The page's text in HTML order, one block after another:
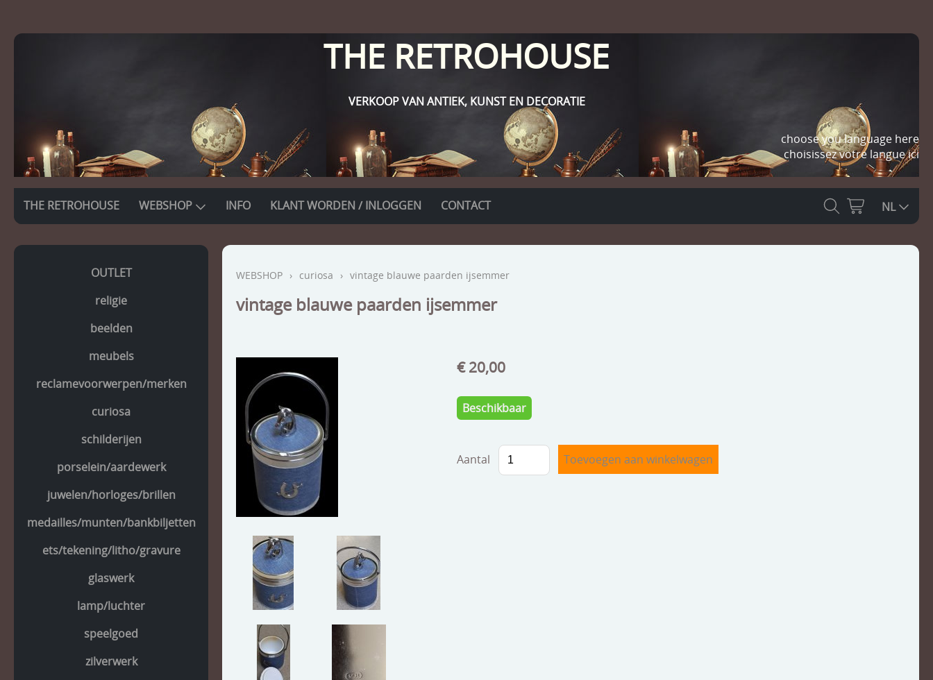
THE RETROHOUSE
VERKOOP VAN ANTIEK, KUNST EN DECORATIE
choose you language here
choisissez votre langue ici
THE RETROHOUSE WEBSHOP INFO KLANT WORDEN / INLOGGEN CONTACT NL
OUTLET
religie
beelden
meubels
reclamevoorwerpen/merken
curiosa
schilderijen
porselein/aardewerk
juwelen/horloges/brillen
medailles/munten/bankbiljetten
ets/tekening/litho/gravure
glaswerk
lamp/luchter
speelgoed
zilverwerk
WEBSHOP › curiosa › vintage blauwe paarden ijsemmer
vintage blauwe paarden ijsemmer
€ 20,00
Beschikbaar
Aantal